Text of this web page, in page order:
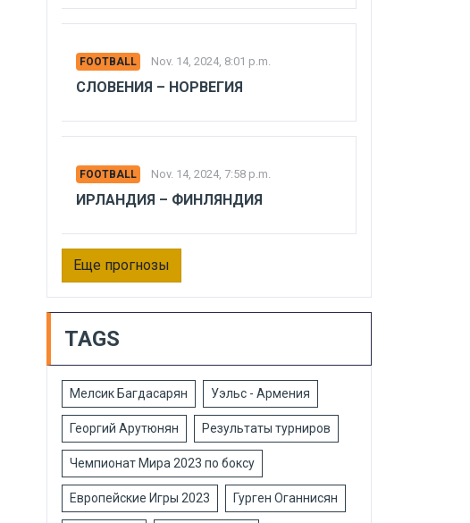
FOOTBALL Nov. 14, 2024, 8:01 p.m.
СЛОВЕНИЯ – НОРВЕГИЯ
FOOTBALL Nov. 14, 2024, 7:58 p.m.
ИРЛАНДИЯ – ФИНЛЯНДИЯ
Еще прогнозы
TAGS
Мелсик Багдасарян Уэльс - Армения
Георгий Арутюнян Результаты турниров
Чемпионат Мира 2023 по боксу
Европейские Игры 2023 Гурген Оганнисян